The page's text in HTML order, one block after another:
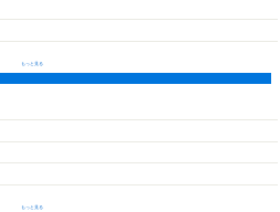
もっと見る
もっと見る